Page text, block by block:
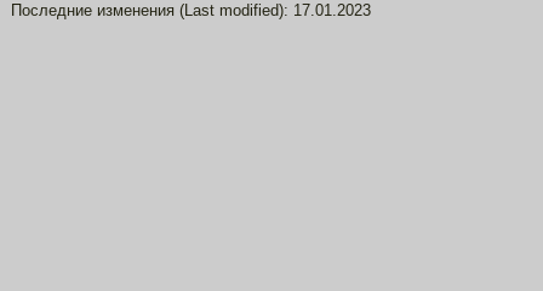
Последние изменения (Last modified): 17.01.2023